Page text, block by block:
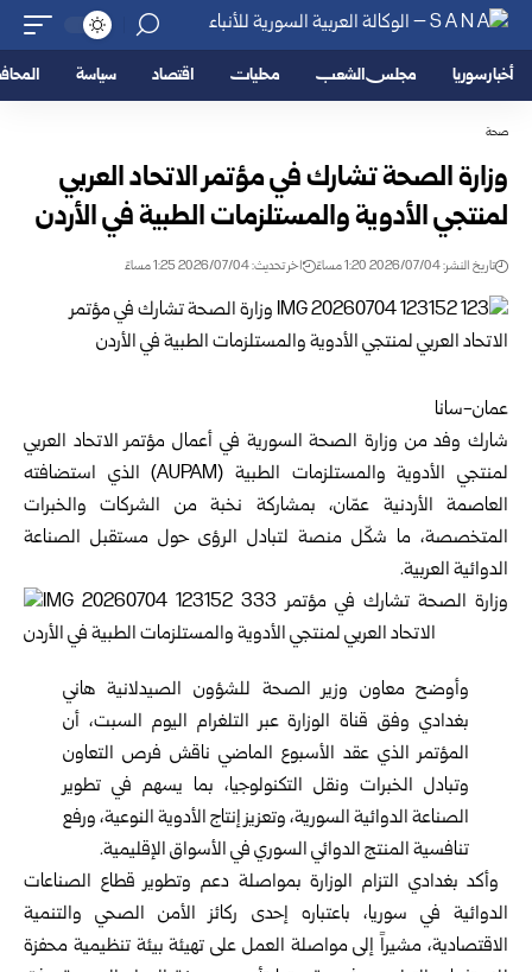
أخبار سوريا مجلس الشعب محليات اقتصاد سياسة
صحة
وزارة الصحة تشارك في مؤتمر الاتحاد العربي
لمنتجي الأدوية ‏والمستلزمات الطبية في الأردن‎ ‎
تاريخ النشر: 2026/07/04 1:20 مساءً اخر تحديث: 2026/07/04 1:25 مساءً
شارك وفد من وزارة الصحة السورية في أعمال مؤتمر الاتحاد ‏العربي
لمنتجي الأدوية والمستلزمات الطبية‎ (AUPAM) ‎الذي ‏استضافته
العاصمة الأردنية عمّان، بمشاركة نخبة من الشركات ‏والخبرات
المتخصصة، ما شكّل منصة لتبادل الرؤى حول ‏مستقبل الصناعة
الدوائية العربية‎.‎
وأوضح معاون وزير الصحة للشؤون الصيدلانية هاني
بغدادي ‏وفق قناة الوزارة عبر التلغرام اليوم السبت، أن
المؤتمر الذي ‏عقد الأسبوع الماضي ناقش فرص التعاون
وتبادل الخبرات ‏ونقل التكنولوجيا، بما يسهم في تطوير
الصناعة الدوائية ‏السورية، وتعزيز إنتاج الأدوية النوعية، ورفع
تنافسية المنتج ‏الدوائي السوري في الأسواق الإقليمية‎.‎
‎ ‎‎وأكد بغدادي التزام الوزارة بمواصلة دعم وتطوير قطاع ‏الصناعات
الدوائية في سوريا، باعتباره إحدى ركائز الأمن ‏الصحي والتنمية
الاقتصادية، مشيراً إلى مواصلة العمل على ‏تهيئة بيئة تنظيمية محفزة